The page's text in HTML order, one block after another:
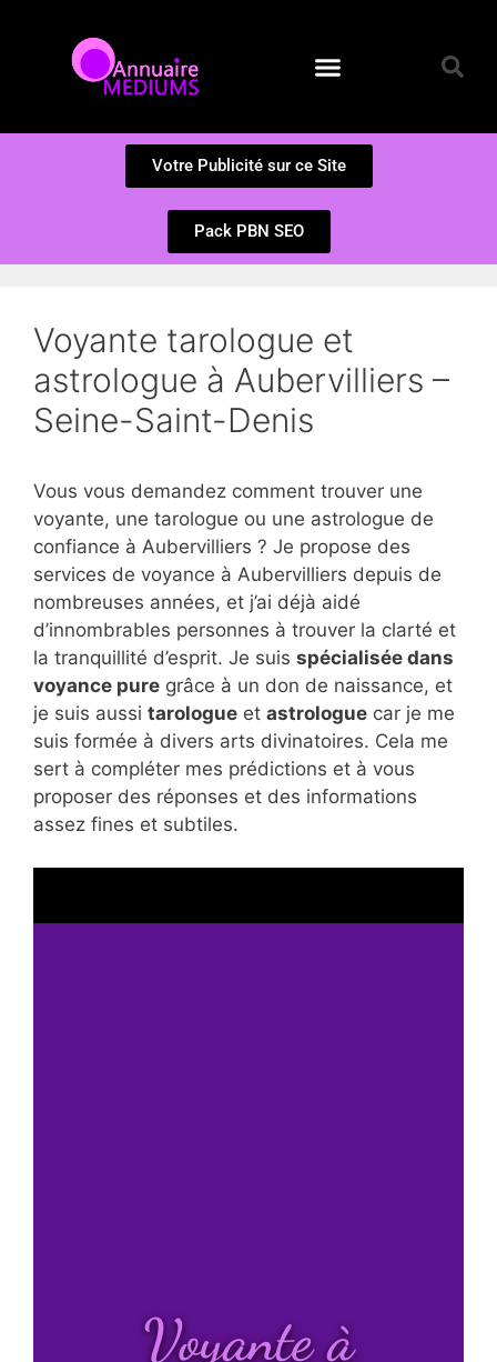
Votre Publicité sur ce Site
Pack PBN SEO
Voyante tarologue et
astrologue à Aubervilliers –
Seine-Saint-Denis
Vous vous demandez comment trouver une
voyante, une tarologue ou une astrologue de
confiance à Aubervilliers ? Je propose des
services de voyance à Aubervilliers depuis de
nombreuses années, et j’ai déjà aidé
d’innombrables personnes à trouver la clarté et
la tranquillité d’esprit. Je suis spécialisée dans
voyance pure grâce à un don de naissance, et
je suis aussi tarologue et astrologue car je me
suis formée à divers arts divinatoires. Cela me
sert à compléter mes prédictions et à vous
proposer des réponses et des informations
assez fines et subtiles.
Voyante à